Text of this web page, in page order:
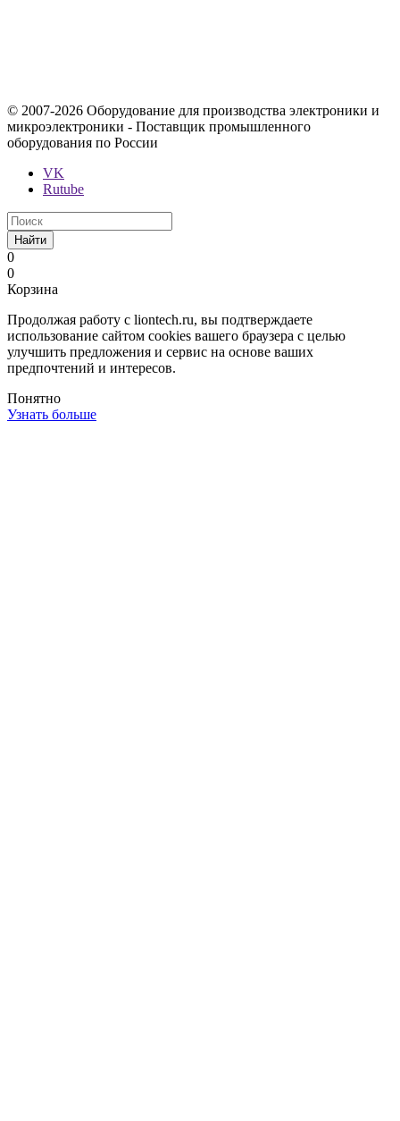
© 2007-2026 Оборудование для производства электроники и
микроэлектроники - Поставщик промышленного
оборудования по России
VK
Rutube
Найти
0
0
Корзина
Продолжая работу с liontech.ru, вы подтверждаете
использование сайтом cookies вашего браузера с целью
улучшить предложения и сервис на основе ваших
предпочтений и интересов.
Понятно
Узнать больше